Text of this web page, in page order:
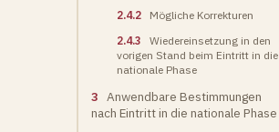
2.4.2
Mögliche Korrekturen
2.4.3
Wiedereinsetzung in den
vorigen Stand beim Eintritt in die
nationale Phase
3 Anwendbare Bestimmungen
nach Eintritt in die nationale Phase